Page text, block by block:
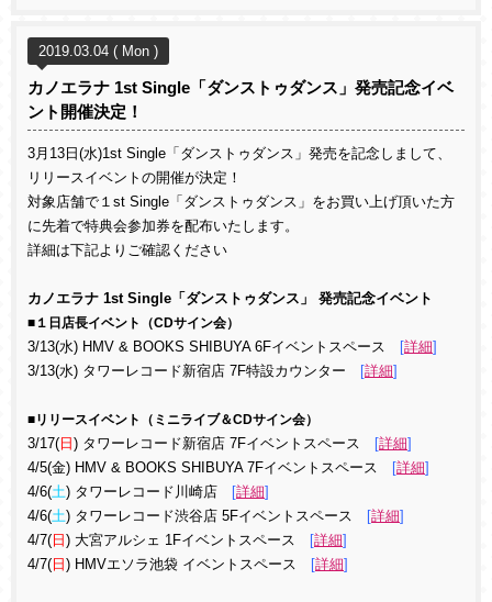
2019.03.04 ( Mon )
カノエラナ 1st Single「ダンストゥダンス」発売記念イベ
ント開催決定！
3月13日(水)1st Single「ダンストゥダンス」発売を記念しまして、
リリースイベントの開催が決定！
対象店舗で１st Single「ダンストゥダンス」をお買い上げ頂いた方
に先着で特典会参加券を配布いたします。
詳細は下記よりご確認ください
カノエラナ 1st Single「ダンストゥダンス」 発売記念イベント
■１日店長イベント（CDサイン会）
3/13(水) HMV & BOOKS SHIBUYA 6Fイベントスペース
詳細
3/13(水) タワーレコード新宿店 7F特設カウンター
詳細
■リリースイベント（ミニライブ＆CDサイン会）
3/17( 日 ) タワーレコード新宿店 7Fイベントスペース 詳細
4/5(金) HMV & BOOKS SHIBUYA 7Fイベントスペース
詳細
4/6(土) タワーレコード川崎店 詳細
4/6(土) タワーレコード渋谷店 5Fイベントスペース 詳細
4/7( 日 ) 大宮アルシェ 1Fイベントスペース 詳細
4/7( 日 ) HMVエソラ池袋 イベントスペース 詳細